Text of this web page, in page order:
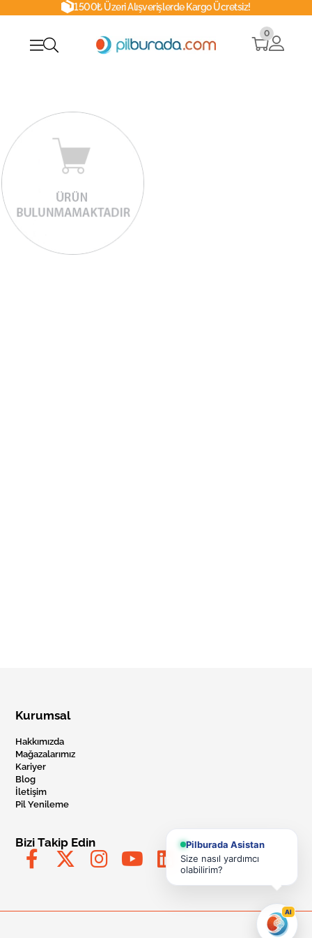
1500₺ Üzeri Alışverişlerde Kargo Ücretsiz!
0
Kurumsal
Hakkımızda
Mağazalarımız
Kariyer
Blog
İletişim
Pil Yenileme
Bizi Takip Edin
Pilburada Asistan
Size nasıl yardımcı
olabilirim?
AI